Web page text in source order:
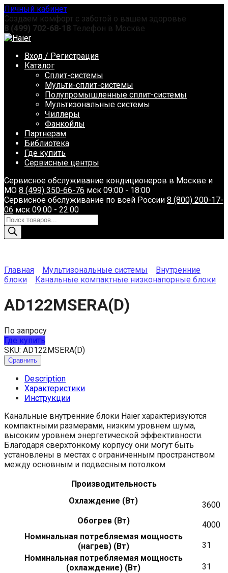
Перейти
к
содержанию
Личный кабинет
Создаем комфорт с заботой о вашем здоровье
8 (499) 702-68-18 Телефон в Москве
Вход / Регистрация
Каталог
Сплит-системы
Мульти-сплит-системы
Полупромышленные сплит-системы
Мультизональные системы
Чиллеры
Фанкойлы
Партнерам
Библиотека
Где купить
Сервисные центры
Сервисное обслуживание кондиционеров в Москве и
МО 8 (499) 350-66-76 мск 09:00 - 18:00
Сервисное обслуживание по всей России 8 (800) 200-17-
06 мск 09:00 - 22:00
Поиск
товаров
Главная Мультизональные системы
Внутренние
блоки
Канальные компактные низконапорные блоки
AD122MSERA(D)
По запросу
Где купить
SKU: AD122MSERA(D)
Сравнить
Description
Характеристики
Инструкции
Канальные внутренние блоки Haier характеризуются
компактными размерами, низким уровнем шума,
высоким уровнем энергетической эффективности.
Благодаря сверхтонкому корпусу они могут быть
установлены в местах с ограниченным пространством
между основным и подвесным потолком
Производительность
Охлаждение (Вт)
3600
Обогрев (Вт)
4000
Номинальная потребляемая мощность
(нагрев) (Вт)
31
Номинальная потребляемая мощность
(охлаждение) (Вт)
31